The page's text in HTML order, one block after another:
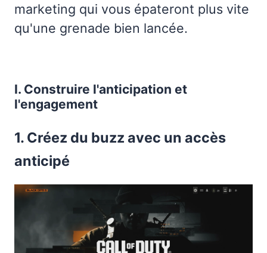
marketing qui vous épateront plus vite
qu'une grenade bien lancée.
I. Construire l'anticipation et
l'engagement
1. Créez du buzz avec un accès
anticipé